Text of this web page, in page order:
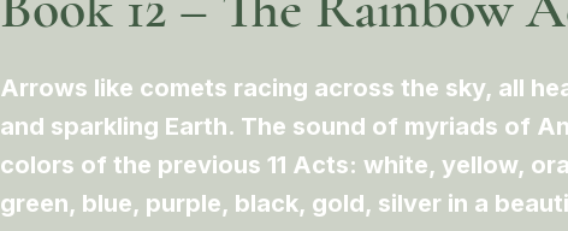
Arrows like comets racing across the sky, all
and sparkling Earth. The sound of myriads of
colors of the previous 11 Acts: white, yellow,
green, blue, purple, black, gold, silver in a